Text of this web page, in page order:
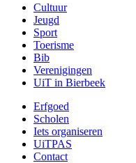
Cultuur
Jeugd
Sport
Toerisme
Bib
Verenigingen
UiT in Bierbeek
Erfgoed
Scholen
Iets organiseren
UiTPAS
Contact